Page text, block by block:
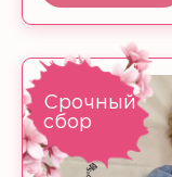
Срочный
сбор